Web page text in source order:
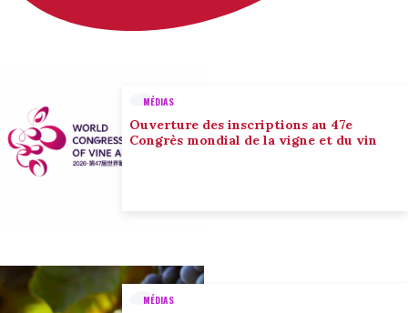
MÉDIAS
Ouverture des inscriptions au 47e
Congrès mondial de la vigne et du vin
MÉDIAS